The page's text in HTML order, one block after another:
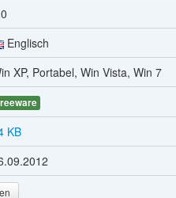
Englisch
XP, Portabel, Win Vista, Win 7
KB